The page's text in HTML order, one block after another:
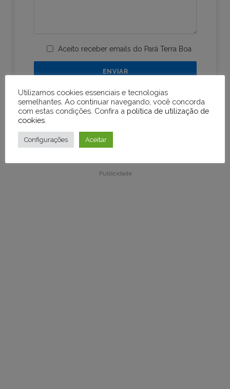
Aceito receber emails do Pará Terra Boa
Publicidade
Publicidade
Utilizamos cookies essenciais e tecnologias
semelhantes. Ao continuar navegando, você concorda
com estas condições. Confira a política de utilização de
cookies
Configurações Aceitar